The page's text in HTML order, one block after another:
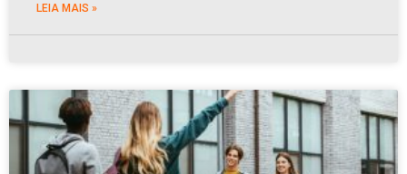
LEIA MAIS »